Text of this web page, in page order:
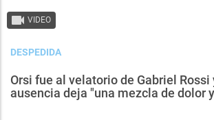
VIDEO
DESPEDIDA
Orsi fue al velatorio de Gabriel Rossi
ausencia deja "una mezcla de dolor